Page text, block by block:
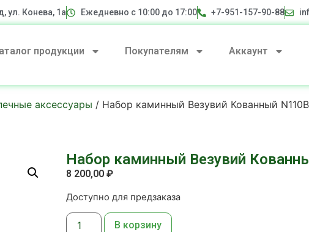
ул. Конева, 1а Ежедневно с 10:00 до 17:00 +7-951-157-90-88
продукции Покупателям Аккаунт
аксессуары / Набор каминный Везувий Кованный N110B
Набор каминный Везувий
8 200,00 ₽
Доступно для предзаказа
В корзину